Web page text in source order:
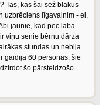
Tas, kas šai sēž blakus
uzbrēciens līgavainim - ei,
jaunie, kad pēc laba
viņu senie bērnu dārza
stundas un nebija
gaidīja 60 personas, šie
šo pārsteidzošo